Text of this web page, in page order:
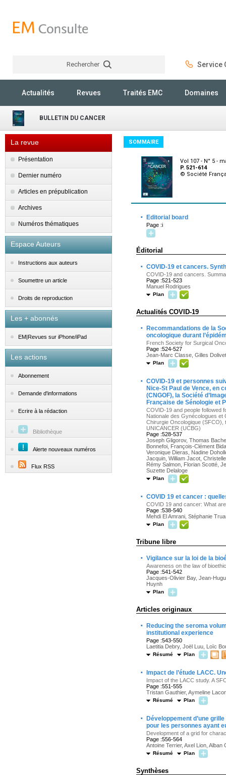
Rechercher Service
Actualités Revues Traités EMC Domaines
BULLETIN DU CANCER
La revue
Présentation
Dernier numéro
Articles en prépublication
Archives
Numéros thématiques
Espace Auteurs
Instructions aux auteurs
Soumettre un article
Droits de reproduction
Les + abonnés
EM|Revues sur iPhone/iPad
Les actions
Abonnement
Demande d'informations
Ecrire à la rédaction
Bibliothèque
Alerte nouveaux numéros
Flux RSS
SOMMAIRE
Vol 107 - N° 5 -
P. 521-614
© Société
· Editorial board
Page :i
Éditorial
· COVID-19 et cancers.
COVID-19 and cancers.
Page :521-523
Manuel Rodrigues
Plan
Actualités COVID-19
·
Recommandations de la
oncologique durant
French Society for Surgical
Page :524-527
Jean-Marc Classe, Gilles
Plan
· COVID-19 et personnes
Nice-St Paul de Vence, en
(CNGOF), la Société
Française de Sénologie et
COVID-19 and people followed
Nationale des Gynécologues et
Chirurgie Oncologique (SFCO),
UNICANCER (UCBG)
Page :528-537
Joseph Gligorov, Thomas
Bonnefoi, François-Clément
Veronique Dieras, Nadine
Jacquin, William Jacot,
Rémy Salmon, Florian Scotté,
Suzette Delaloge
Plan
· COVID 19 et cancer :
COVID 19 and cancer: What
Page :538-540
Mehdi El Amrani, Stéphanie
Plan
Tribune libre
· Vigilance sur la loi de la
Awareness on the law of
Page :541-542
Jacques-Olivier Bay, Jean-
Huynh
Plan
Articles originaux
·
Reducing the seroma
institutional experience
Page :543-550
Laetitia Debry, Joël Luu, Loïc
Résumé Plan
· Impact de l’étude LACC.
Impact of the LACC study. A
Page :551-555
Tristan Gauthier, Aymeline
Résumé Plan
·
Développement d’une
pour les personnes ayant
Development of a grid for
Page :556-564
Antoine Terrier, Axel Lion,
Résumé Plan
Synthèses